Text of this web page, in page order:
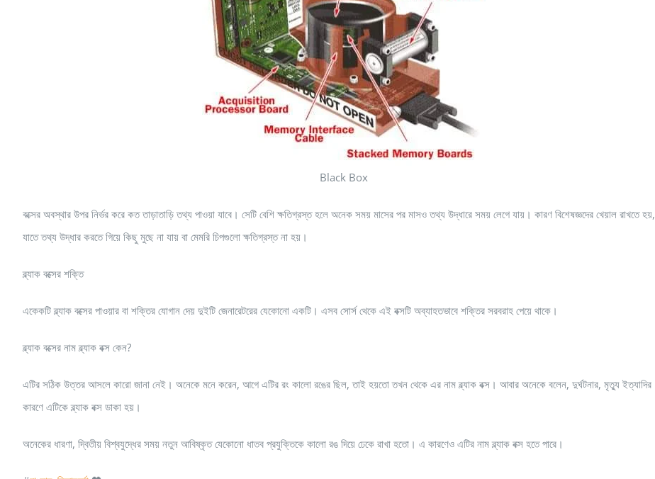
Black Box
বক্সের অবস্থার উপর নির্ভর করে কত তাড়াতাড়ি তথ্য পাওয়া যাবে। সেটি বেশি ক্ষতিগ্রস্ত হলে অনেক সময় মাসের পর মাসও তথ্য উদ্ধারে সময় লেগে যায়। কারণ বিশেষজ্ঞদের খেয়াল রাখতে হয়,
যাতে তথ্য উদ্ধার করতে গিয়ে কিছু মুছে না যায় বা মেমরি চিপগুলো ক্ষতিগ্রস্ত না হয়।
ব্ল্যাক বক্সের শক্তি
একেকটি ব্ল্যাক বক্সের পাওয়ার বা শক্তির যোগান দেয় দুইটি জেনারেটরের যেকোনো একটি। এসব সোর্স থেকে এই বক্সটি অব্যাহতভাবে শক্তির সরবরাহ পেয়ে থাকে।
ব্ল্যাক বক্সের নাম ব্ল্যাক বক্স কেন?
এটির সঠিক উত্তর আসলে কারো জানা নেই। অনেকে মনে করেন, আগে এটির রং কালো রঙের ছিল, তাই হয়তো তখন থেকে এর নাম ব্ল্যাক বক্স। আবার অনেকে বলেন, দুর্ঘটনার, মৃত্যু ইত্যাদির
কারণে এটিকে ব্ল্যাক বক্স ডাকা হয়।
অনেকের ধারণা, দ্বিতীয় বিশ্বযুদ্ধের সময় নতুন আবিষ্কৃত যেকোনো ধাতব প্রযুক্তিকে কালো রঙ দিয়ে ঢেকে রাখা হতো। এ কারণেও এটির নাম ব্ল্যাক বক্স হতে পারে।